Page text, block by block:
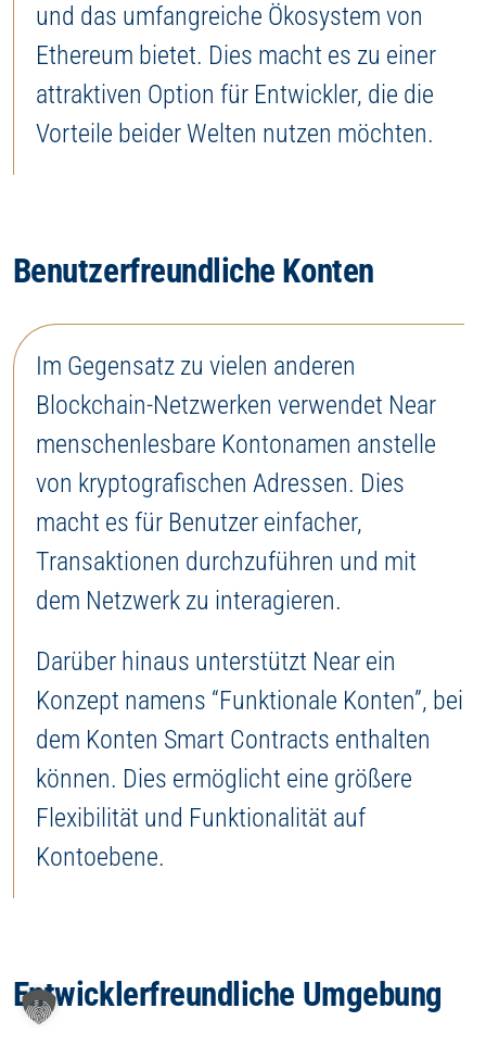
und das umfangreiche Ökosystem von
Ethereum bietet. Dies macht es zu einer
attraktiven Option für Entwickler, die die
Vorteile beider Welten nutzen möchten.
Benutzerfreundliche Konten
Im Gegensatz zu vielen anderen
Blockchain-Netzwerken verwendet Near
menschenlesbare Kontonamen anstelle
von kryptografischen Adressen. Dies
macht es für Benutzer einfacher,
Transaktionen durchzuführen und mit
dem Netzwerk zu interagieren.
Darüber hinaus unterstützt Near ein
Konzept namens “Funktionale Konten”, bei
dem Konten Smart Contracts enthalten
können. Dies ermöglicht eine größere
Flexibilität und Funktionalität auf
Kontoebene.
Entwicklerfreundliche Umgebung